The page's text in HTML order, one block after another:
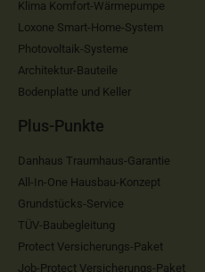
Klima Komfort-Wärmepumpe
Loxone Smart-Home-System
Photovoltaik-Systeme
Architektur-Bauteile
Bodenplatte und Keller
Plus-Punkte
Danhaus Traumhaus-Garantie
All-In-One Hausbau-Konzept
Grundstücks-Service
TÜV-Baubegleitung
Protect Versicherungs-Paket
Job-Protect Versicherungs-Paket